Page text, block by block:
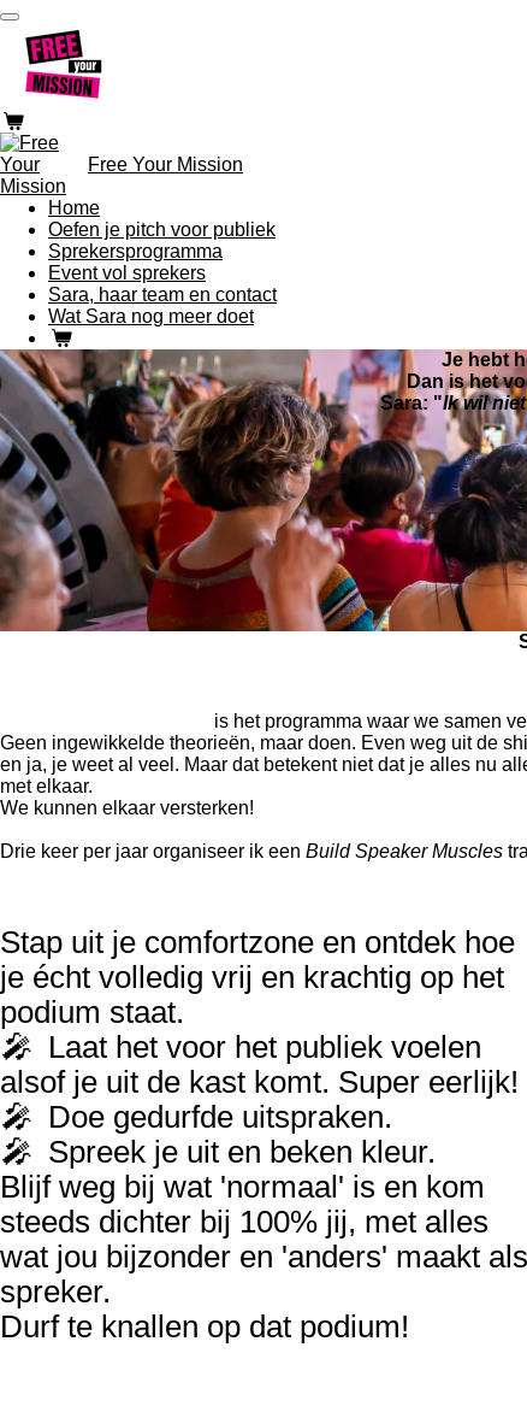
Ga
direct
naar
de
Free Your Mission
Home
Oefen je pitch voor publiek
Sprekersprogramma
Event vol sprekers
Sara, haar team en contact
Wat Sara nog meer doet
Je hebt
Dan is het
Sara: "Ik wil
is het programma waar we samen
Geen ingewikkelde theorieën, maar doen. Even weg uit de
en ja, je weet al veel. Maar dat betekent niet dat je alles nu
met elkaar.
We kunnen elkaar versterken!
Drie keer per jaar organiseer ik een Build Speaker Muscles
Stap uit je comfortzone en ontdek hoe
je écht volledig vrij en krachtig op het
podium staat.
🎤 Laat het voor het publiek voelen
alsof je uit de kast komt. Super eerlijk!
🎤 Doe gedurfde uitspraken.
🎤 Spreek je uit en beken kleur.
Blijf weg bij wat 'normaal' is en kom
steeds dichter bij 100% jij, met alles
wat jou bijzonder en 'anders' maakt als
spreker.
Durf te knallen op dat podium!